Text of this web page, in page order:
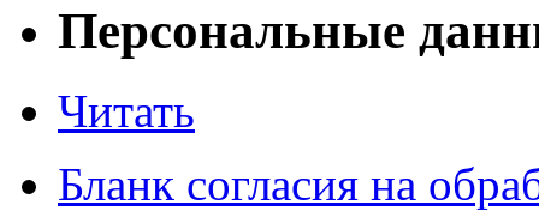
Персональные
Читать
Бланк согласия на